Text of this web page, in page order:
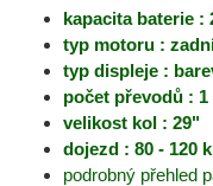
kapacita baterie :
typ motoru :
typ displeje :
počet převodů : 1
velikost kol : 29"
dojezd : 80 - 120
podrobný přehled